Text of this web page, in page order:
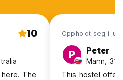
10
The
Oppholdt seg i jun
P Peter
Mann,
This hostel